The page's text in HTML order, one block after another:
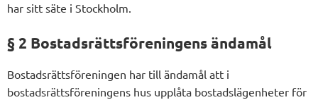
har sitt säte i Stockholm.
§ 2 Bostadsrättsföreningens ändamål
Bostadsrättsföreningen har till ändamål att i
bostadsrättsföreningens hus upplåta bostadslägenheter för